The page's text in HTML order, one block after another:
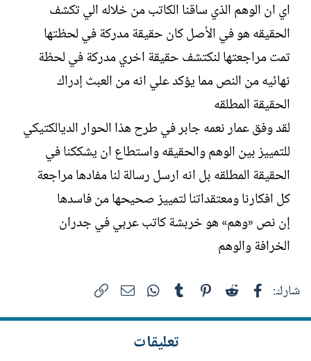
اي ان الوهم الذي ساقنا الكاتب من خلاله الي تكشف
الحقيقه هو في الأصل كان حقيقة مدركة في لحظتها
تمت مراجعتها لنكتشف حقيقة اخري مدركة في لحظة
نهائيه من النص مما يؤكد علي انه من العبث إدراك
الحقيقة المطلقه
لقد وفق عمار نعمه جابر في طرح هذا الحوار الديالكتيكي
للتمييز بين الوهم والحقيقه واستطاع ان يشككنا في
الحقيقة المطلقه بل انه ارسل رسالة لنا مفادها مراجعة
كل افكارنا ومعتقداتنا لتمييز صحيحها من فاسدها
إن نص «وهم» هو خربشة كاتب عربي في جدران
الخرافة والوهم
شارك: فيسبوك Reddit
Pinterest
Tumblr
WhatsAppالبريد الإلكتروني
تعليقات